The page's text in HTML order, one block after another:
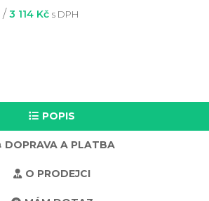
/ 3 114 Kč s DPH
POPIS
DOPRAVA A PLATBA
O PRODEJCI